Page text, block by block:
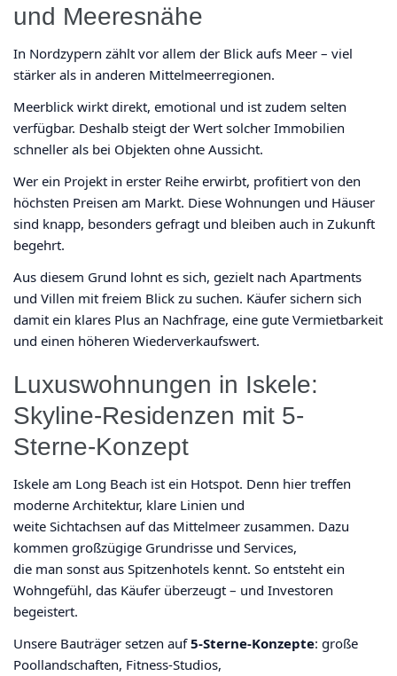
und Meeresnähe
In Nordzypern zählt vor allem der Blick aufs Meer – viel
stärker als in anderen Mittelmeerregionen.
Meerblick wirkt direkt, emotional und ist zudem selten
verfügbar. Deshalb steigt der Wert solcher Immobilien
schneller als bei Objekten ohne Aussicht.
Wer ein Projekt in erster Reihe erwirbt, profitiert von den
höchsten Preisen am Markt. Diese Wohnungen und Häuser
sind knapp, besonders gefragt und bleiben auch in Zukunft
begehrt.
Aus diesem Grund lohnt es sich, gezielt nach Apartments
und Villen mit freiem Blick zu suchen. Käufer sichern sich
damit ein klares Plus an Nachfrage, eine gute Vermietbarkeit
und einen höheren Wiederverkaufswert.
Luxuswohnungen in Iskele:
Skyline-Residenzen mit 5-
Sterne-Konzept
Iskele am Long Beach ist ein Hotspot. Denn hier treffen
moderne Architektur, klare Linien und
weite Sichtachsen auf das Mittelmeer zusammen. Dazu
kommen großzügige Grundrisse und Services,
die man sonst aus Spitzenhotels kennt. So entsteht ein
Wohngefühl, das Käufer überzeugt – und Investoren
begeistert.
Unsere Bauträger setzen auf5-Sterne-Konzepte: große
Poollandschaften, Fitness-Studios,